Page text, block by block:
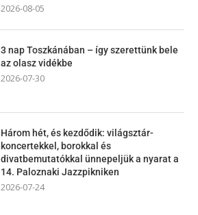
2026-08-05
3 nap Toszkánában – így szerettünk bele
az olasz vidékbe
2026-07-30
Három hét, és kezdődik: világsztár-
koncertekkel, borokkal és
divatbemutatókkal ünnepeljük a nyarat a
14. Paloznaki Jazzpikniken
2026-07-24